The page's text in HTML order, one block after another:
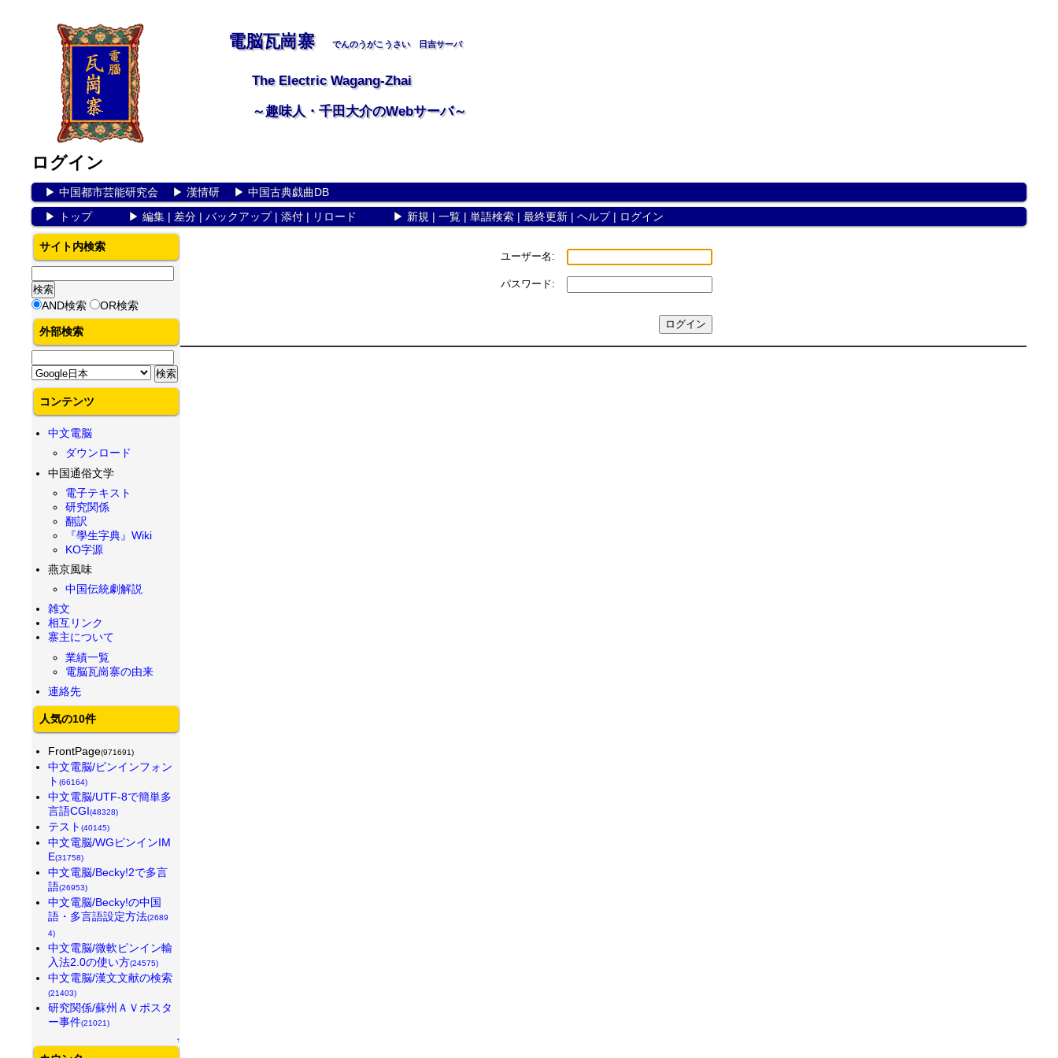
電脳瓦崗寨 でんのうがこうさい 日吉サーバ
The Electric Wagang-Zhai
～趣味人・千田大介のWebサーバ～
ログイン
▶ 中国都市芸能研究会▶ 漢情研▶ 中国古典戯曲DB
▶
トップ▶ 編集| 差分| バックアップ| 添付| リロード ▶ 新規 | 一覧| 単語検索| 最終更新| ヘルプ| ログイン
ユーザー名:
パスワード:
サイト内検索
AND検索 OR検索
外部検索
コンテンツ
中文電脳
ダウンロード
中国通俗文学
電子テキスト
研究関係
翻訳
『學生字典』Wiki
KO字源
燕京風味
中国伝統劇解説
雑文
相互リンク
寨主について
業績一覧
電脳瓦崗寨の由来
連絡先
人気の10件
FrontPage(971691)
中文電脳/ピンインフォン
ト(66164)
中文電脳/UTF-8で簡単多
言語CGI(48328)
テスト(40145)
中文電脳/WGピンインIM
E(31758)
中文電脳/Becky!2で多言
語(26953)
中文電脳/Becky!の中国
語・多言語設定方法(2689
4)
中文電脳/微軟ピンイン輸
入法2.0の使い方(24575)
中文電脳/漢文文献の検索
(21403)
研究関係/蘇州ＡＶポスタ
ー事件(21021)
↑